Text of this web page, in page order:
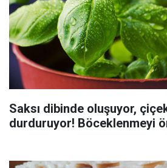
Saksı dibinde oluşuyor,
durduruyor! Böceklenmeyi